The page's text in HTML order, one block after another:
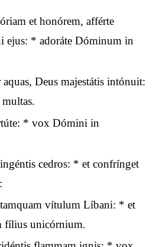
et honórem, afférte
ejus: * adoráte Dóminum in
Deus majestátis intónuit:
* vox Dómini in
cedros: * et confrínget
vítulum Líbani: * et
fílius unicórnium.